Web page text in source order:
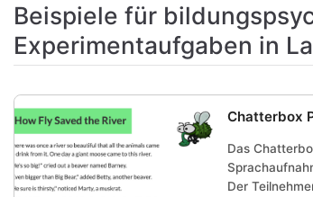
Beispiele für
Experimentaufgaben in
Chatterbox
Das
Der